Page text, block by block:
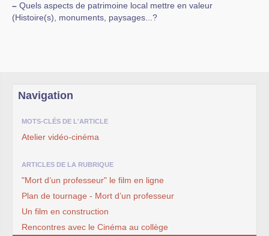
– Quels aspects de patrimoine local mettre en valeur
(Histoire(s), monuments, paysages...?
Navigation
MOTS-CLÉS DE L'ARTICLE
Atelier vidéo-cinéma
ARTICLES DE LA RUBRIQUE
"Mort d’un professeur" le film en ligne
Plan de tournage - Mort d’un professeur
Un film en construction
Rencontres avec le Cinéma au collège